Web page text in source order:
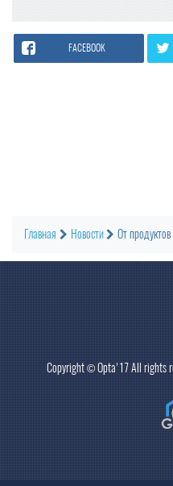
FACEBOOK
Главная Новости От
Copyright ©Opta'17 All rights